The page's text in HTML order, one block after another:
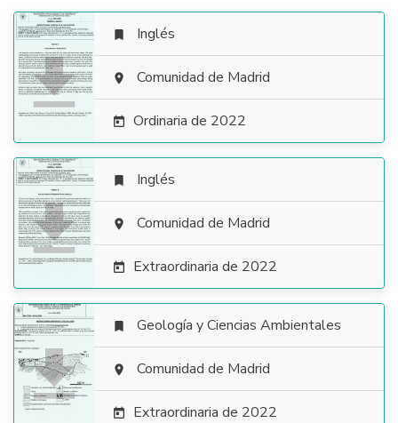

 Inglés
 Comunidad de Madrid
 Ordinaria de 2022

 Inglés
 Comunidad de Madrid
 Extraordinaria de 2022

 Geología y Ciencias Ambientales
 Comunidad de Madrid
 Extraordinaria de 2022